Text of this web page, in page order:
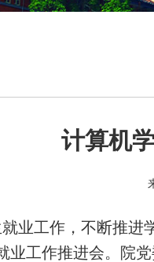
计算机
业工作，不断推进
业工作推进会。 院